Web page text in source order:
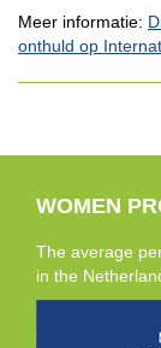
Meer informatie:
onthuld op
WOMEN
The average
in the